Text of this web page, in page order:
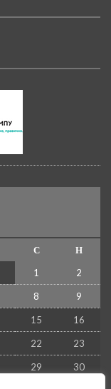
С
Н
1
2
8 9
15 16
22 23
29 30